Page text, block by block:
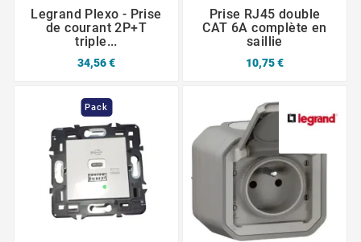
Legrand Plexo - Prise
de courant 2P+T
triple...
34,56 €
Prise RJ45 double
CAT 6A complète en
saillie
10,75 €
Pack